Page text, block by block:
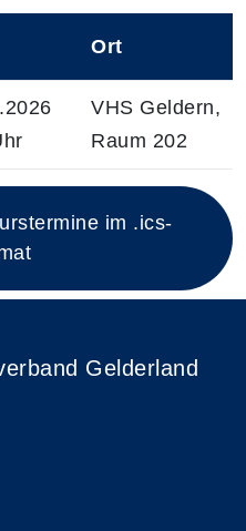
zum diesen Kurs
Ort
VHS Geldern,
Raum 202
im .ics-
Gelderland